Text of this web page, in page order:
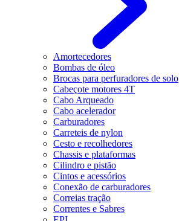
Amortecedores
Bombas de óleo
Brocas para perfuradores de solo
Cabeçote motores 4T
Cabo Arqueado
Cabo acelerador
Carburadores
Carreteis de nylon
Cesto e recolhedores
Chassis e plataformas
Cilindro e pistão
Cintos e acessórios
Conexão de carburadores
Correias tração
Correntes e Sabres